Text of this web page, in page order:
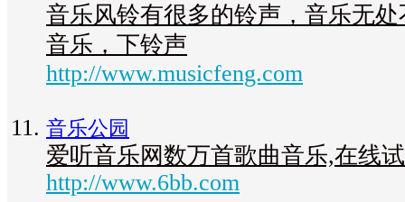
音乐风铃有很多的铃声，音乐无
音乐，下铃声
http://www.musicfeng.com
音乐公园
爱听音乐网数万首歌曲音乐,在线
http://www.6bb.com